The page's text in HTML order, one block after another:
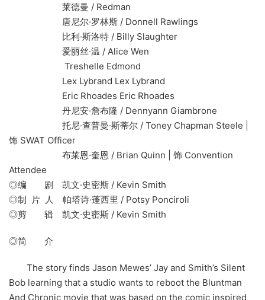
莱德曼 / Redman
唐尼尔·罗林斯 / Donnell Rawlings
比利·斯洛特 / Billy Slaughter
爱丽丝·温 / Alice Wen
Treshelle Edmond
Lex Lybrand Lex Lybrand
Eric Rhoades Eric Rhoades
丹尼安·詹布隆 / Dennyann Giambrone
托尼·查普曼·斯蒂尔 / Toney Chapman Steele |
饰 SWAT Officer
布莱恩·奎恩 / Brian Quinn | 饰 Convention
Attendee
◎编 剧 凯文·史密斯 / Kevin Smith
◎制 片 人 帕塔诗·蓬西里 / Potsy Ponciroli
◎剪 辑 凯文·史密斯 / Kevin Smith
◎简 介
The story finds Jason Mewes’ Jay and Smith’s Silent
Bob learning that a studio wants to reboot the Bluntman
And Chronic movie that was based on the comic inspired